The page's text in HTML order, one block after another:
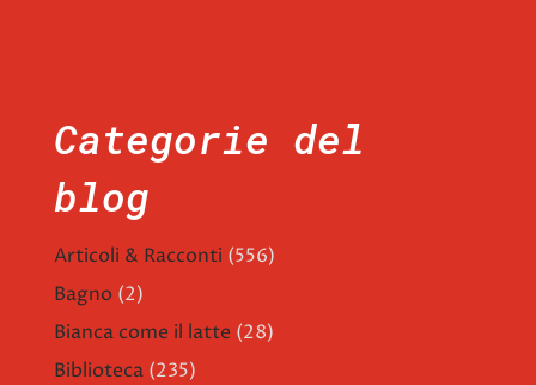
Categorie del
blog
Articoli & Racconti (556)
Bagno (2)
Bianca come il latte (28)
Biblioteca (235)